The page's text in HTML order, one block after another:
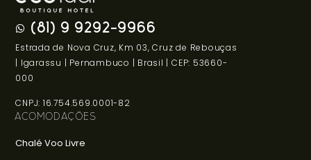
(81) 9 9292-9966
Estrada de Nova Cruz, Km 03, Cruz de Rebouças
| Igarassu | Pernambuco | Brasil | CEP: 53660-
000
CNPJ: 16.754.569.0001-82
ACOMODAÇÕES
Chalé Voo Livre